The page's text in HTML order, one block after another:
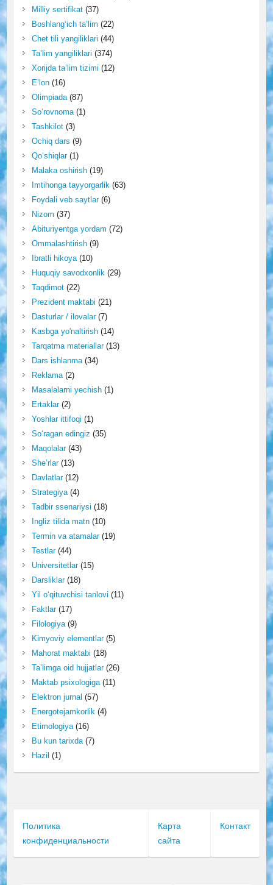
Milliy sertifikat(37)
Boshlang‘ich ta’lim (22)
Chet tili yangiliklari (44)
Ta’lim yangiliklari (374)
Xorijda ta’lim tizimi (12)
E’lon(16)
Olimpiada(87)
So‘rovnoma(1)
Tashkilot(3)
Ochiq dars (9)
Qo‘shiqlar(1)
Malaka oshirish(19)
Imtihonga tayyorgarlik (63)
Foydali veb saytlar(6)
Nizom (37)
Abituriyentga yordam (72)
Ommalashtirish(9)
Ibratli hikoya(10)
Huquqiy savodxonlik (29)
Taqdimot(22)
Prezident maktabi (21)
Dasturlar / ilovalar(7)
Kasbga yo'naltirish(14)
Tarqatma materiallar(13)
Dars ishlanma(34)
Reklama(2)
Masalalarni yechish(1)
Ertaklar(2)
Yoshlar ittifoqi (1)
So‘ragan edingiz (35)
Maqolalar(43)
She’rlar(13)
Davlatlar(12)
Strategiya(4)
Tadbir ssenariysi (18)
Ingliz tilida matn(10)
Termin va atamalar(19)
Testlar(44)
Universitetlar(15)
Darsliklar(18)
Yil o‘qituvchisi tanlovi (11)
Faktlar(17)
Filologiya(9)
Kimyoviy elementlar(5)
Mahorat maktabi (18)
Ta’limga oid hujjatlar(26)
Maktab psixologiga(11)
Elektron jurnal (57)
Energotejamkorlik (4)
Etimologiya(16)
Bu kun tarixda(7)
Hazil (1)
Политика
конфиденциальности
Карта
сайта
Контакт